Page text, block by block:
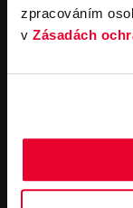
zpracováním
v Zásadách
Servisní
Servis